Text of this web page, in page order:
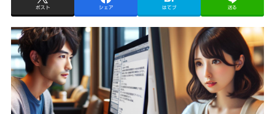
ポスト シェア はてブ 送る